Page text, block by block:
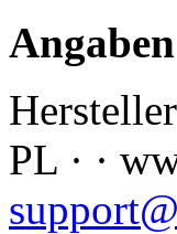
PL · ·